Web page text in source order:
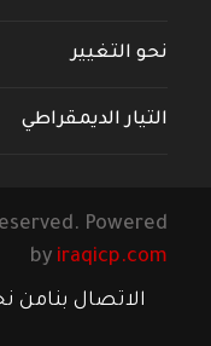
نحو التغيير
التيار الديمقراطي
Powered
by iraqicp.com
الاتصال بنامن